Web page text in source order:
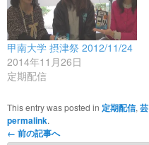
甲南大学 摂津祭 2012/11/24
2014年11月26日
定期配信
This entry was posted in 定期配信,芸
permalink.
← 前の記事へ